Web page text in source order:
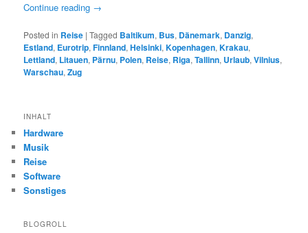
Continue reading →
Posted in Reise |Tagged Baltikum, Bus, Dänemark, Danzig,
Estland, Eurotrip,Finnland,Helsinki,Kopenhagen,Krakau,
Lettland, Litauen, Pärnu, Polen, Reise, Riga,Tallinn, Urlaub,Vilnius,
Warschau,Zug
INHALT
Hardware
Musik
Reise
Software
Sonstiges
BLOGROLL